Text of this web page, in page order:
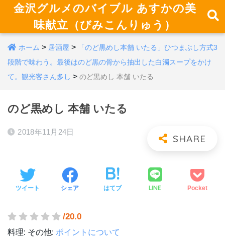
金沢グルメのバイブル あすかの美
味献立（びみこんりゅう）
ホーム > 居酒屋 >
「のど黒めし本舗 いたる」ひつまぶし方式3
段階で味わう。最後はのど黒の骨から抽出した白濁スープをかけ
て。観光客さん多し > のど黒めし 本舗 いたる
のど黒めし 本舗 いたる
2018年11月24日
ツイート シェア はてブ LINE Pocket
/20.0
料理: その他: ポイントについて